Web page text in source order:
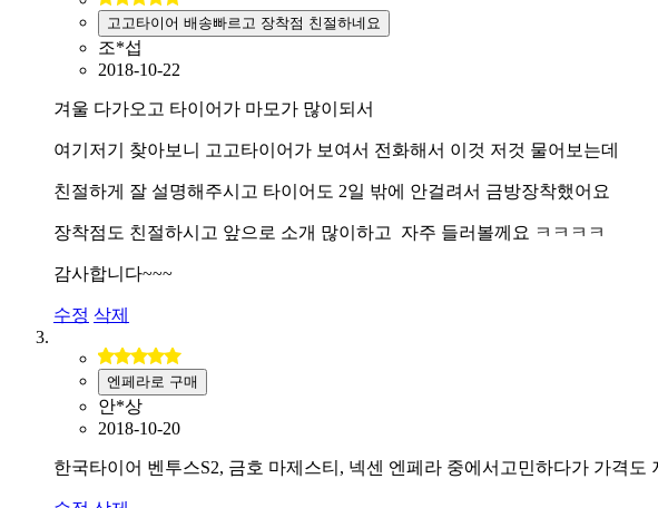
고고타이어 배송빠르고 장착점 친절하네요
조*섭
2018-10-22
겨울 다가오고 타이어가 마모가 많이되서
여기저기 찾아보니 고고타이어가 보여서 전화해서 이것 저것 물어보는데
친절하게 잘 설명해주시고 타이어도 2일 밖에 안걸려서 금방장착했어요
장착점도 친절하시고 앞으로 소개 많이하고 자주 들러볼께요 ㅋㅋㅋㅋ
감사합니다~~~
수정 삭제
엔페라로 구매
안*상
2018-10-20
한국타이어 벤투스S2, 금호 마제스티, 넥센 엔페라 중에서고민하다가 가격